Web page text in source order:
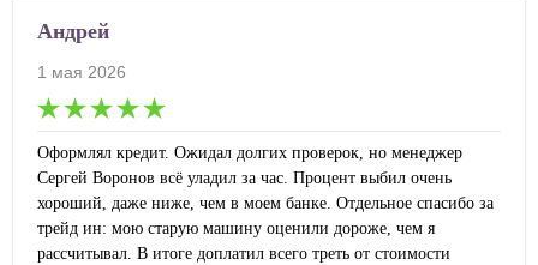
Андрей
1 мая 2026
Оформлял кредит. Ожидал долгих проверок, но менеджер
Сергей Воронов всё уладил за час. Процент выбил очень
хороший, даже ниже, чем в моем банке. Отдельное спасибо за
трейд ин: мою старую машину оценили дороже, чем я
рассчитывал. В итоге доплатил всего треть от стоимости